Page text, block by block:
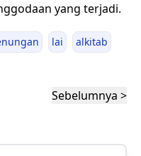
yang terjadi.
lai alkitab
Sebelumnya >